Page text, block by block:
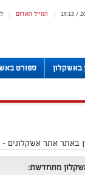
| המייל האדום |
באשקלון ספורט
באתר אתר אשקלונים -
מתחדשת: